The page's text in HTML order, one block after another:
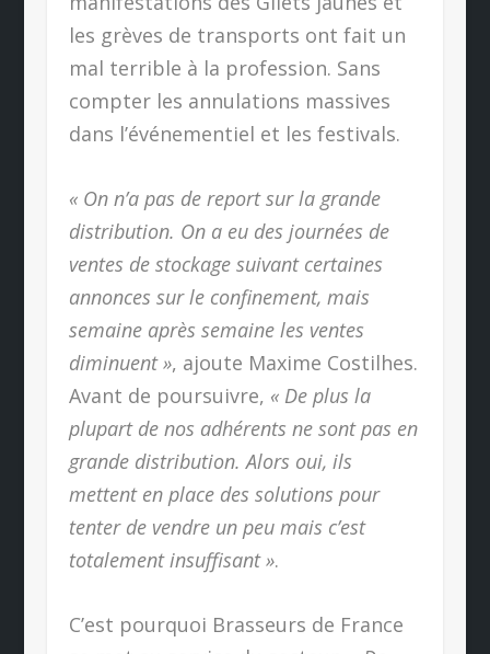
les grèves de transports ont fait un
mal terrible à la profession. Sans
compter les annulations massives
dans l’événementiel et les festivals.
« On n’a pas de report sur la grande
distribution. On a eu des journées de
ventes de stockage suivant certaines
annonces sur le confinement, mais
semaine après semaine les ventes
diminuent », ajoute Maxime Costilhes.
Avant de poursuivre, « De plus la
plupart de nos adhérents ne sont pas en
grande distribution. Alors oui, ils
mettent en place des solutions pour
tenter de vendre un peu mais c’est
totalement insuffisant ».
C’est pourquoi Brasseurs de France